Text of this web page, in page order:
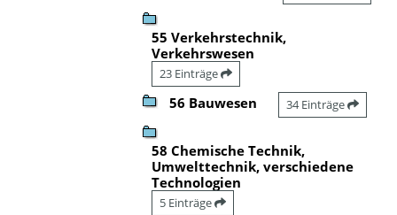
55 Verkehrstechnik,
Verkehrswesen
23 Einträge
56 Bauwesen 34 Einträge
58 Chemische Technik,
Umwelttechnik, verschiedene
Technologien
5 Einträge